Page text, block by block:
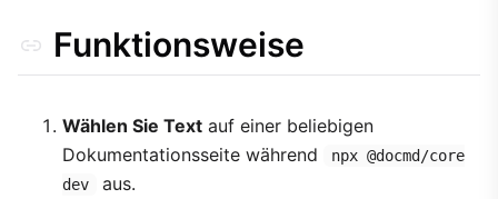
Funktionsweise
Wählen Sie Text auf einer beliebigen
Dokumentationsseite während
npx @docmd/core
dev
aus.